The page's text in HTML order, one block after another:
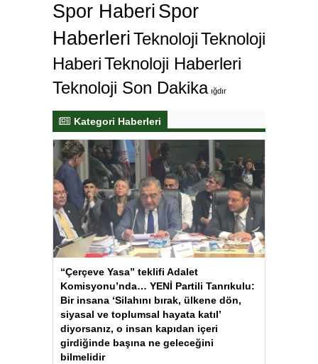
Spor Haberi Spor
HaberleriTeknolojiTeknoloji
HaberiTeknoloji Haberleri
Teknoloji Son Dakika ığdır
Kategori Haberleri
“Çerçeve Yasa” teklifi Adalet
Komisyonu’nda… YENİ Partili Tanrıkulu:
Bir insana ‘Silahını bırak, ülkene dön,
siyasal ve toplumsal hayata katıl’
diyorsanız, o insan kapıdan içeri
girdiğinde başına ne geleceğini
bilmelidir